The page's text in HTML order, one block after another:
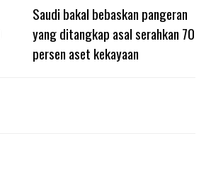
Saudi bakal bebaskan pangeran
yang ditangkap asal serahkan 70
persen aset kekayaan